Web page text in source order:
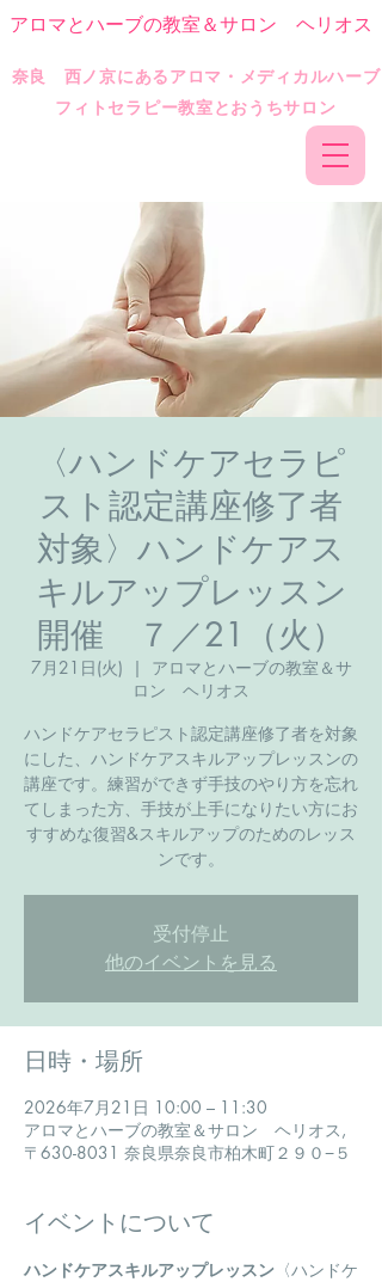
​奈良 西ノ京にあるアロマ・メディカルハーブ
フィトセラピー教室とおうちサロン
アロマとハーブの教室＆サロン ヘリオス
〈ハンドケアセラピ
スト認定講座修了者
対象〉ハンドケアス
キルアップレッスン
開催 ７／21（火）
7月21日(火)
  |
アロマとハーブの教室＆サ
ロン ヘリオス
ハンドケアセラピスト認定講座修了者を対象
にした、ハンドケアスキルアップレッスンの
講座です。練習ができず手技のやり方を忘れ
てしまった方、手技が上手になりたい方にお
すすめな復習&スキルアップのためのレッス
ンです。
受付停止
他のイベントを見る
日時・場所
2026年7月21日 10:00 – 11:30
アロマとハーブの教室＆サロン ヘリオス,
〒630-8031 奈良県奈良市柏木町２９０−５
イベントについて
ハンドケアスキルアップレッスン 〈ハンドケ